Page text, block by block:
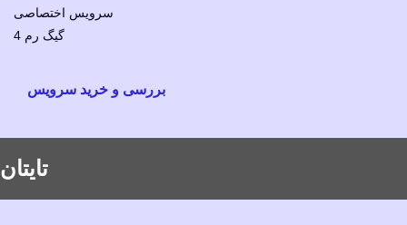
سرویس اختصاصی
4 گیگ رم
بررسی و خرید سرویس
تایتان